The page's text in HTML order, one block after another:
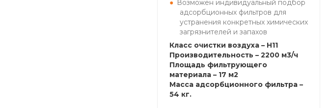
Возможен индивидуальный подбор
адсорбционных фильтров для
устранения конкретных химических
загрязнителей и запахов
Класс очистки воздуха – H11
Производительность – 2200 м3/ч
Площадь фильтрующего
материала – 17 м2
Масса адсорбционного фильтра –
54 кг.